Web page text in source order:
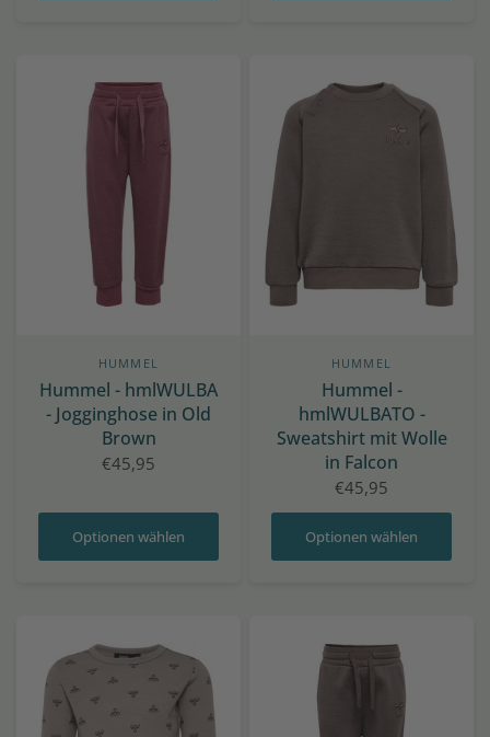
HUMMEL
Hummel - hmlWULBA
- Jogginghose in Old
Brown
€45,95
Optionen wählen
HUMMEL
Hummel -
hmlWULBATO -
Sweatshirt mit Wolle
in Falcon
€45,95
Optionen wählen